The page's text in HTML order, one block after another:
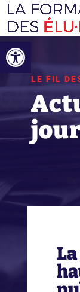
Ouvrir la
LE FIL